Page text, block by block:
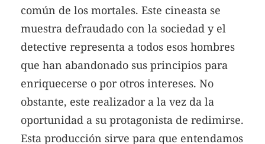
común de los mortales. Este cineasta se
muestra defraudado con la sociedad y el
detective representa a todos esos hombres
que han abandonado sus principios para
enriquecerse o por otros intereses. No
obstante, este realizador a la vez da la
oportunidad a su protagonista de redimirse.
Esta producción sirve para que entendamos